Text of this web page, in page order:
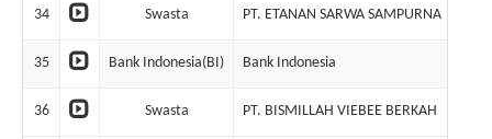
34 Swasta PT. ETANAN SARWA SAMPURNA
35 Bank Indonesia(BI) Bank Indonesia
36 Swasta PT. BISMILLAH VIEBEE BERKAH